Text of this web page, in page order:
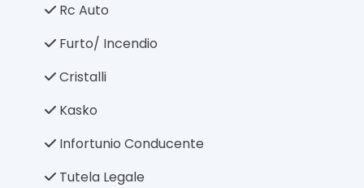
Rc Auto
Furto/ Incendio
Cristalli
Kasko
Infortunio Conducente
Tutela Legale